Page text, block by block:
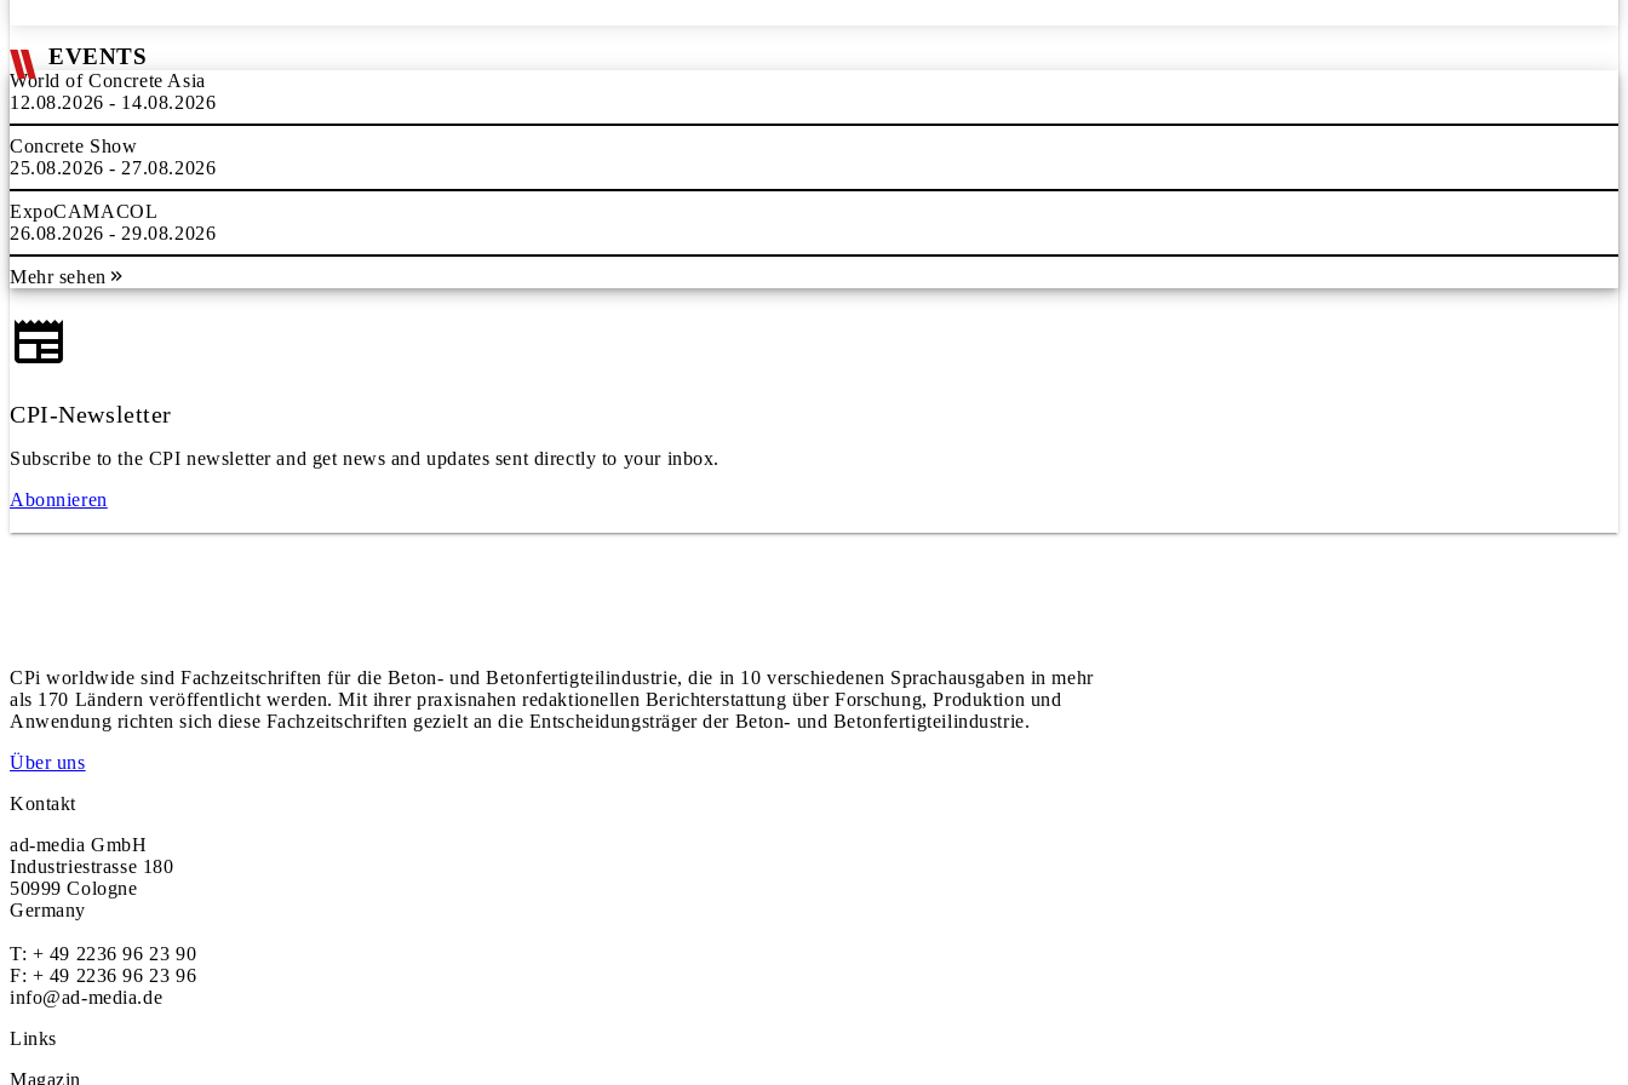
EVENTS
World of Concrete Asia
12.08.2026 - 14.08.2026
Concrete Show
25.08.2026 - 27.08.2026
ExpoCAMACOL
26.08.2026 - 29.08.2026
Mehr sehen
CPI-Newsletter
Subscribe to the CPI newsletter and get news and updates sent directly to your inbox.
Abonnieren
CPi worldwide sind Fachzeitschriften für die Beton- und Betonfertigteilindustrie, die in 10 verschiedenen Sprachausgaben in mehr
als 170 Ländern veröffentlicht werden. Mit ihrer praxisnahen redaktionellen Berichterstattung über Forschung, Produktion und
Anwendung richten sich diese Fachzeitschriften gezielt an die Entscheidungsträger der Beton- und Betonfertigteilindustrie.
Über uns
Kontakt
ad-media GmbH
Industriestrasse 180
50999 Cologne
Germany
T: + 49 2236 96 23 90
F: + 49 2236 96 23 96
info@ad-media.de
Links
Magazin